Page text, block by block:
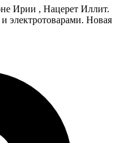
Ирии , Нацерет Иллит.
электротоварами. Новая